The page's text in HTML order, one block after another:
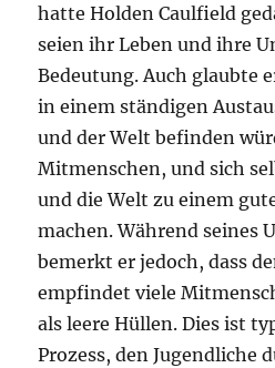
hatte Holden Caulfield
seien ihr Leben und ihre
Bedeutung. Auch glaubte
in einem ständigen
und der Welt befinden
Mitmenschen, und sich
und die Welt zu einem
machen. Während seines
bemerkt er jedoch, dass
empfindet viele
als leere Hüllen. Dies ist
Prozess, den Jugendliche